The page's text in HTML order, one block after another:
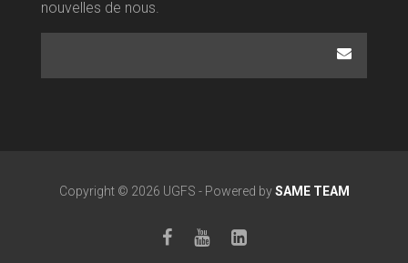
nouvelles de nous.
Copyright © 2026 UGFS - Powered bySAME TEAM